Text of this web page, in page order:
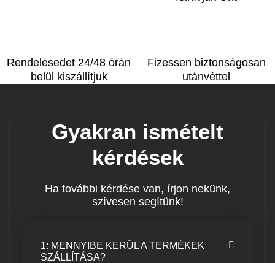
Rendelésedet 24/48 órán
belül kiszállítjuk
Fizessen biztonságosan
utánvéttel
Gyakran ismételt
kérdések
Ha további kérdése van, írjon nekünk,
szívesen segítünk!
1: MENNYIBE KERÜL A TERMÉKEK
SZÁLLÍTÁSA?